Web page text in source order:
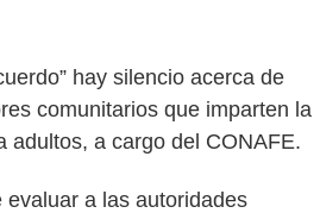
hay silencio acerca de
comunitarios que imparten la
adultos, a cargo del CONAFE.
evaluar a las autoridades